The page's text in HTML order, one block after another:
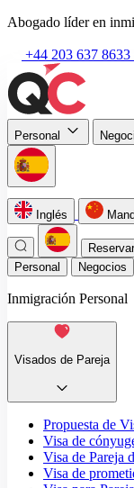
Abogado líder en
+44 203 637 8633
Personal
Inglés
Personal
Negocios
Inmigración Personal
Visados de Pareja
Propuesta de
Visa de
Visa de Pareja
Visa de